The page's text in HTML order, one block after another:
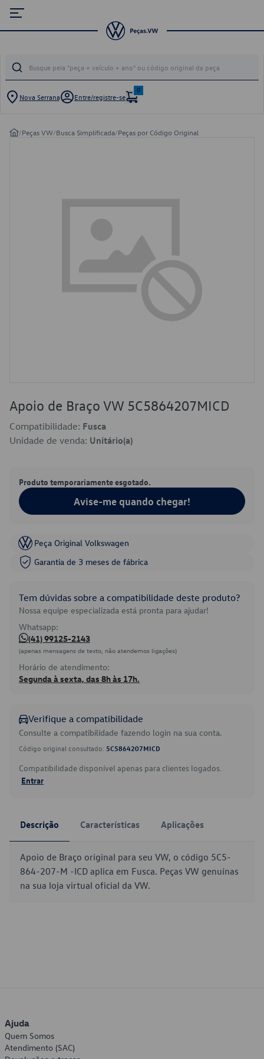
Nova Serrana Entre/registre-se
0
/Peças VW/Busca Simplificada/Peças por Código Original
Apoio de Braço VW 5C5864207MICD
Compatibilidade: Fusca
Unidade de venda: Unitário(a)
Produto temporariamente esgotado.
Avise-me quando chegar!
Peça Original Volkswagen
Garantia de 3 meses de fábrica
Tem dúvidas sobre a compatibilidade deste produto?
Nossa equipe especializada está pronta para ajudar!
Whatsapp:
(41) 99125-2143
(apenas mensagens de texto, não atendemos ligações)
Horário de atendimento:
Segunda à sexta, das 8h às 17h.
Verifique a compatibilidade
Consulte a compatibilidade fazendo login na sua conta.
Código original consultado: 5C5864207MICD
Compatibilidade disponível apenas para clientes logados.
Entrar
Descrição Características Aplicações
Apoio de Braço original para seu VW, o código 5C5-
864-207-M -ICD aplica em Fusca. Peças VW genuínas
na sua loja virtual oficial da VW.
Ajuda
Quem Somos
Atendimento (SAC)